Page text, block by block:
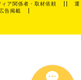
ィア関係者・取材依頼
運
広告掲載